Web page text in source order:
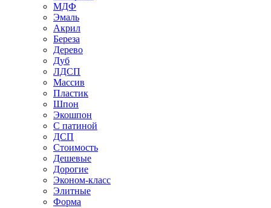
МДФ
Эмаль
Акрил
Береза
Дерево
Дуб
ЛДСП
Массив
Пластик
Шпон
Экошпон
С патиной
ДСП
Стоимость
Дешевые
Дорогие
Эконом-класс
Элитные
Форма